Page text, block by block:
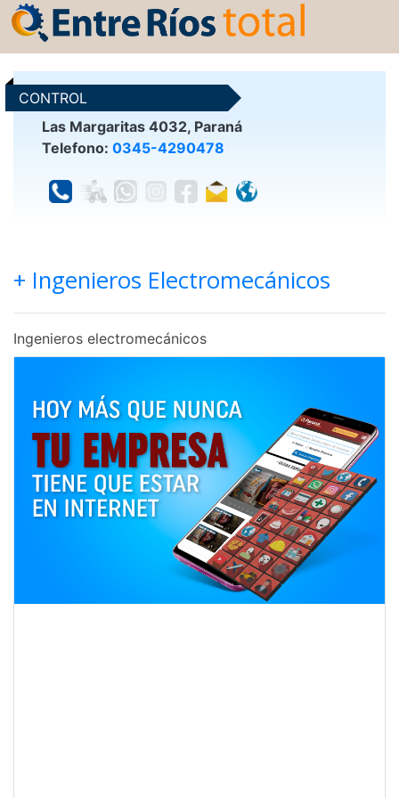
CONTROL
Las Margaritas 4032, Paraná
Telefono: 0345-4290478
+ Ingenieros Electromecánicos
Ingenieros electromecánicos